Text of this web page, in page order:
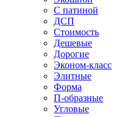
С патиной
ДСП
Стоимость
Дешевые
Дорогие
Эконом-класс
Элитные
Форма
П-образные
Угловые